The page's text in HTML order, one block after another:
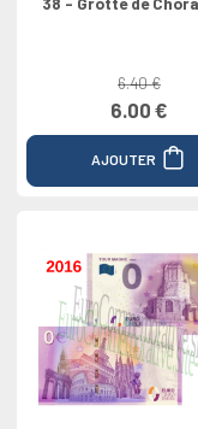
6.40 €
6.00 €
AJOUTER